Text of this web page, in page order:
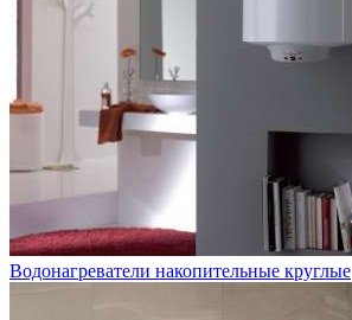
Водонагреватели накопительные круглые